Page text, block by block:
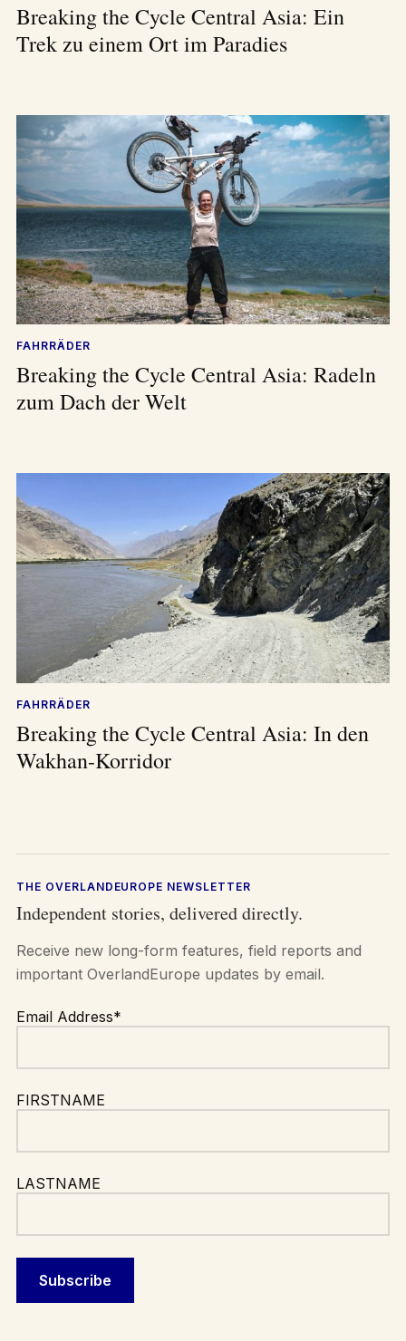
Breaking the Cycle Central Asia: Ein
Trek zu einem Ort im Paradies
FAHRRÄDER
Breaking the Cycle Central Asia: Radeln
zum Dach der Welt
FAHRRÄDER
Breaking the Cycle Central Asia: In den
Wakhan-Korridor
THE OVERLANDEUROPE NEWSLETTER
Independent stories, delivered directly.
Receive new long-form features, field reports and
important OverlandEurope updates by email.
Email Address*
FIRSTNAME
LASTNAME